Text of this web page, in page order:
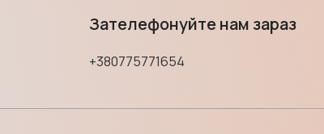
Зателефонуйте нам зараз
+380775771654